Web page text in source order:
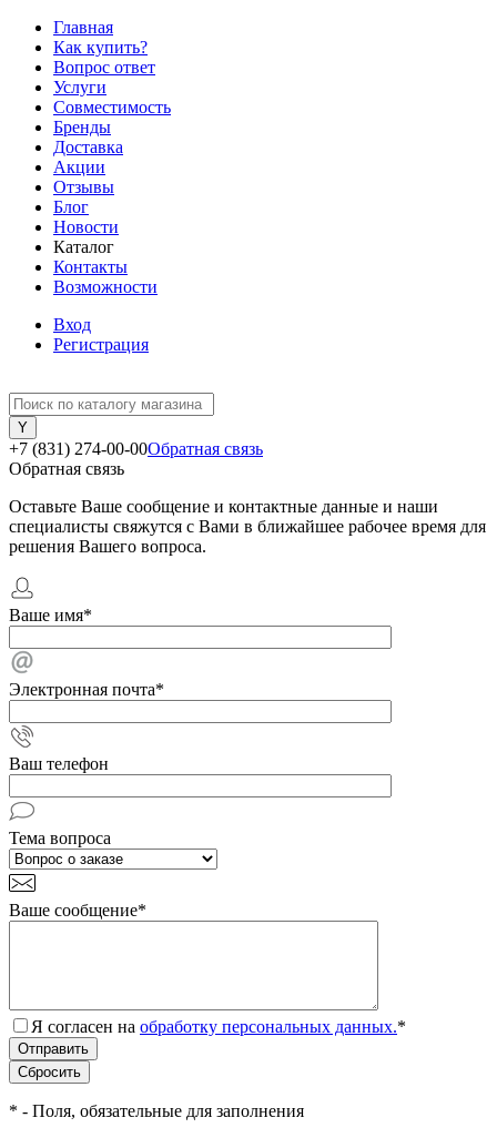
Главная
Как купить?
Вопрос ответ
Услуги
Совместимость
Бренды
Доставка
Акции
Отзывы
Блог
Новости
Каталог
Контакты
Возможности
Вход
Регистрация
+7 (831) 274-00-00Обратная связь
Обратная связь
Оставьте Ваше сообщение и контактные данные и наши
специалисты свяжутся с Вами в ближайшее рабочее время для
решения Вашего вопроса.
Ваше имя*
Электронная почта*
Ваш телефон
Тема вопроса
Ваше сообщение*
Я согласен на обработку персональных данных.*
* - Поля, обязательные для заполнения